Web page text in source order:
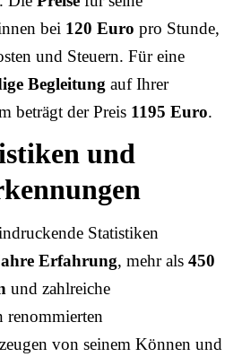
bei 120 Euro pro Stunde,
und Steuern. Für eine
Begleitung auf Ihrer
beträgt der Preis 1195 Euro.
und
Statistiken
Erfahrung, mehr als 450
und zahlreiche
renommierten
von seinem Können und